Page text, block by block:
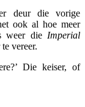
deur die vorige
ook al hoe meer
weer die Imperial
vereer.
Die keiser, of